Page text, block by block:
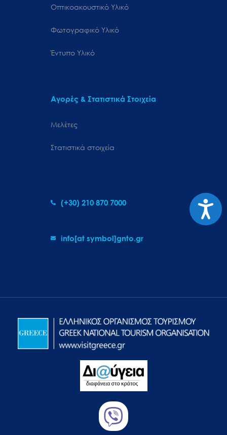
Οπτικοακουστικό Υλικό
Φωτογραφικό Υλικό
Έντυπο Υλικό
Αγορές & Στατιστικά Στοιχεία
Μελέτες
Στατιστικά στοιχεία
(+30) 210 870 7000
info[at symbol]gnto.gr